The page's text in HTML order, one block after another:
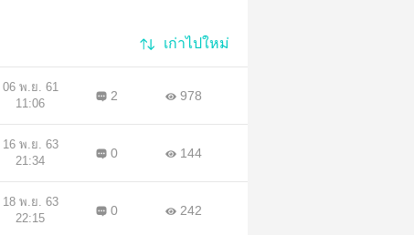
เก่าไปใหม่
06 พ.ย. 61
11:06
2 978
16 พ.ย. 63
21:34
0 144
18 พ.ย. 63
22:15
0 242